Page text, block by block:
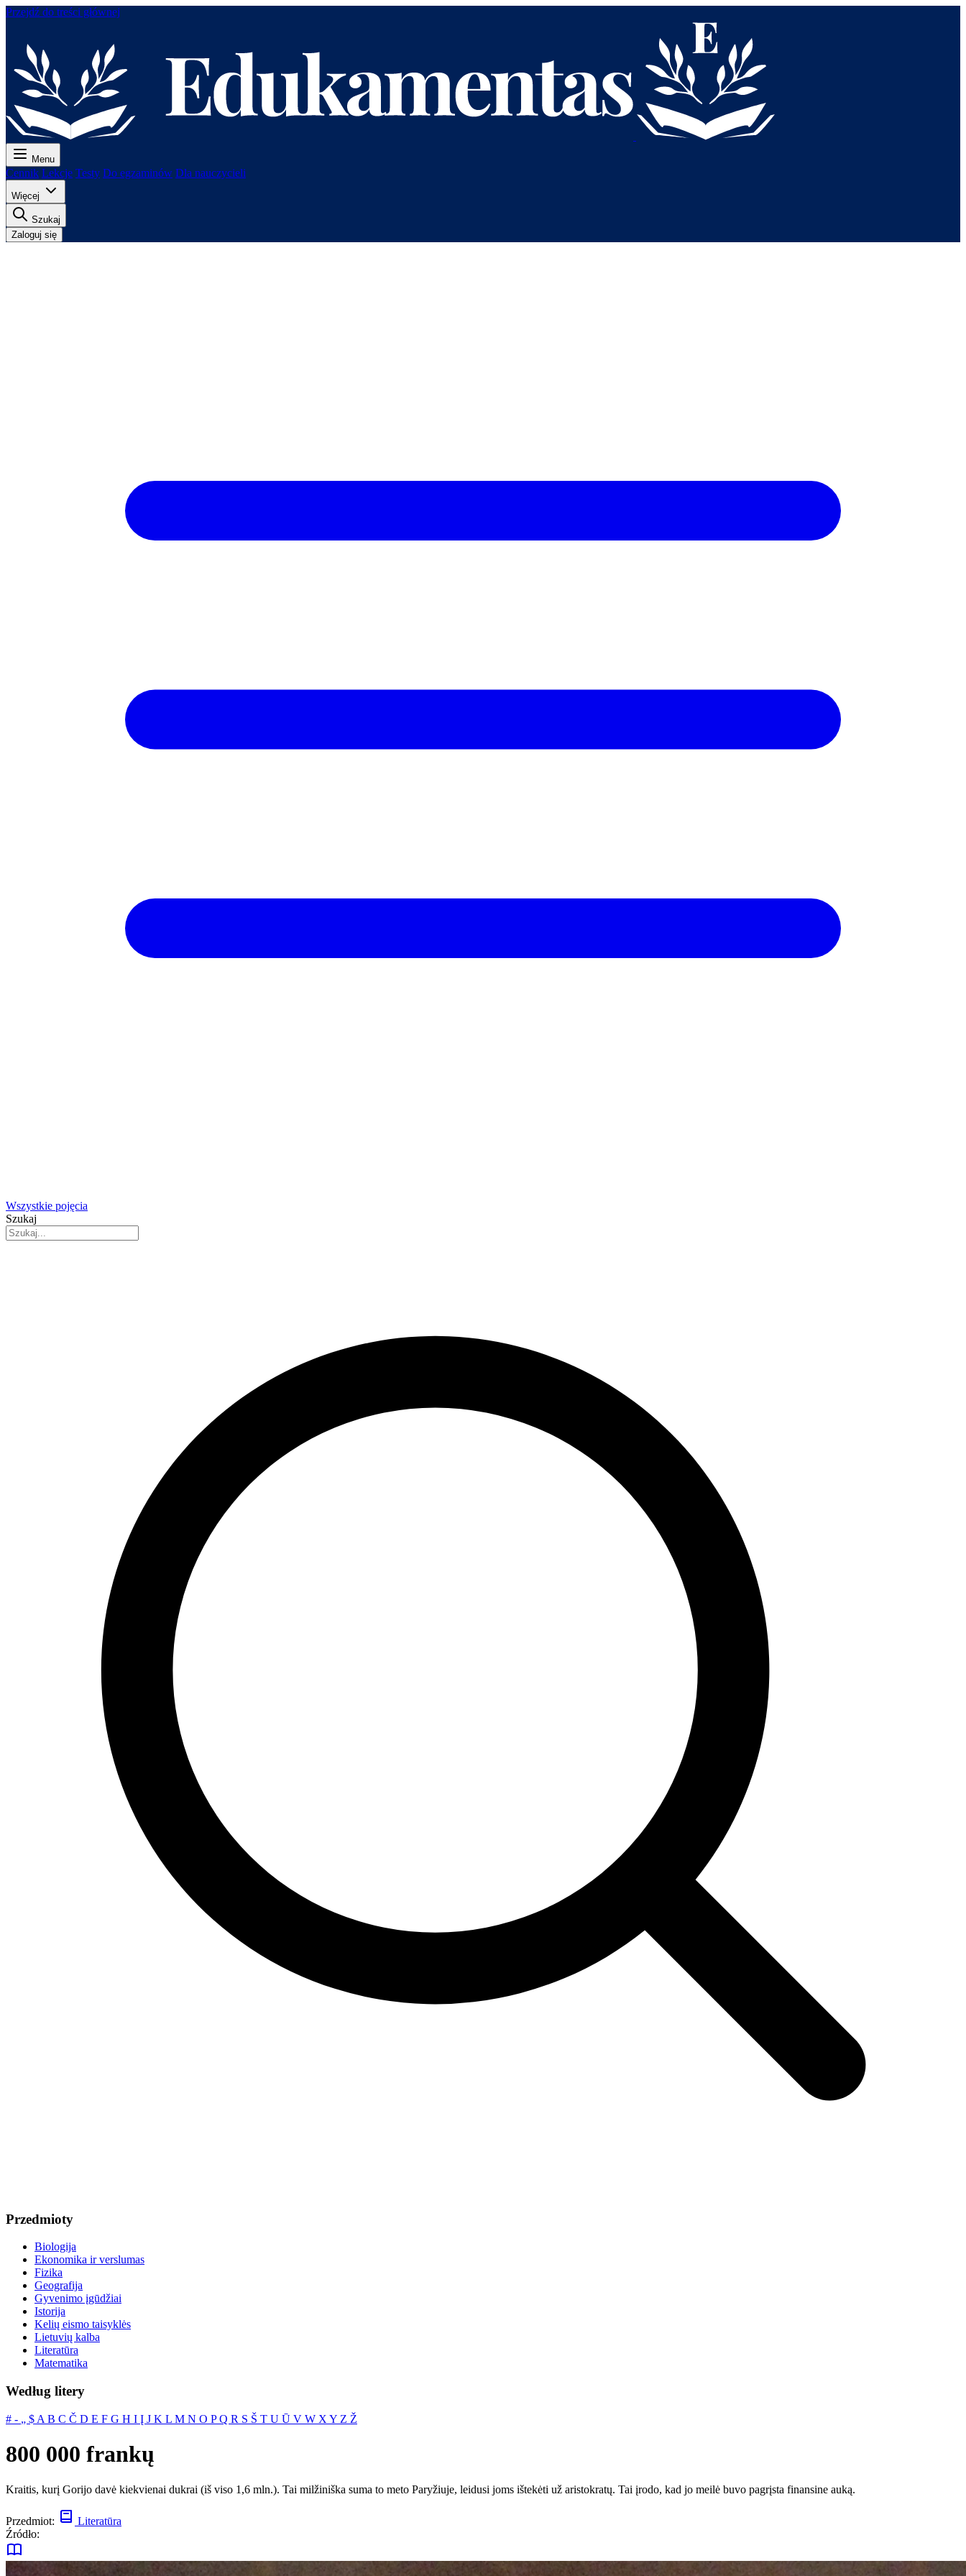
Przejdź do treści głównej
Menu
Cennik Lekcje Testy Do egzaminów Dla nauczycieli
Więcej
Szukaj
Zaloguj się
Wszystkie pojęcia
Szukaj
Przedmioty
Biologija
Ekonomika ir verslumas
Fizika
Geografija
Gyvenimo įgūdžiai
Istorija
Kelių eismo taisyklės
Lietuvių kalba
Literatūra
Matematika
Według litery
# ‐ „ $ A B C Č D E F G H I Į J K L M N O PQ R S Š T U Ū V W X Y Z Ž
800 000 frankų
Kraitis, kurį Gorijo davė kiekvienai dukrai (iš viso 1,6 mln.). Tai milžiniška suma to meto Paryžiuje, leidusi joms ištekėti už aristokratų. Tai įrodo, kad jo meilė buvo pagrįsta finansine auką.
Przedmiot:
Literatūra
Źródło: